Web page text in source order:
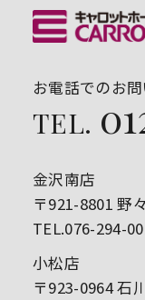
お電話でのお
TEL.
金沢南店
〒921-8801 野
TEL.076-294-
小松店
〒923-0964 石